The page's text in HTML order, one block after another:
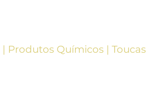
| Produtos Químicos | Toucas